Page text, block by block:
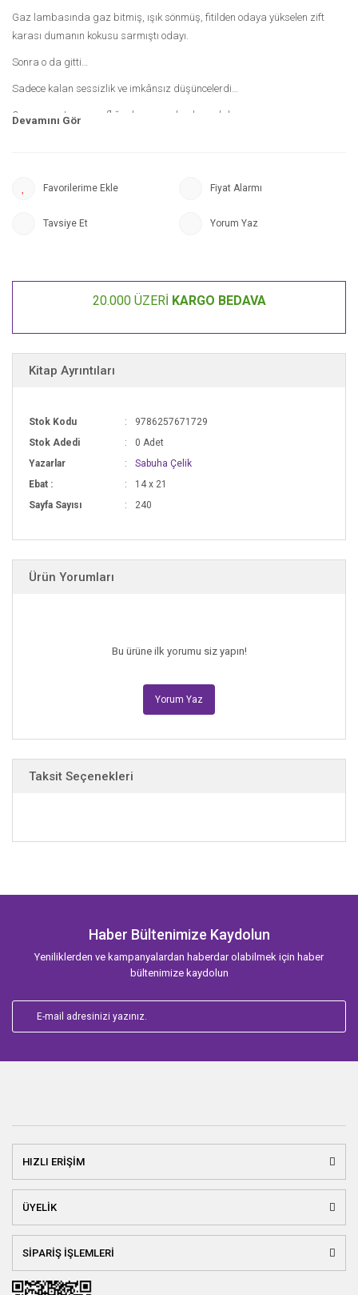
Gaz lambasında gaz bitmiş, ışık sönmüş, fitilden odaya yükselen zift
karası dumanın kokusu sarmıştı odayı.
Sonra o da gitti…
Sadece kalan sessizlik ve imkânsız düşüncelerdi…
Oysa papatyanın saflığında yaşıyorlardı sevdalarını…
İmkânsız gelen her sevdada
O kilide anahtar olacak bir çıkış mutlaka bulunacaktı...
Fiyat Alarmı
Tavsiye Et Yorum Yaz
20.000 ÜZERİ KARGO BEDAVA
Kitap Ayrıntıları
Stok Kodu
9786257671729
Stok Adedi
0 Adet
Yazarlar
Sabuha Çelik
Ebat :
14 x 21
Sayfa Sayısı
240
Ürün Yorumları
Bu ürüne ilk yorumu siz yapın!
Yorum Yaz
Taksit Seçenekleri
Haber Bültenimize Kaydolun
Yeniliklerden ve kampanyalardan haberdar olabilmek için haber
bültenimize kaydolun
HIZLI ERİŞİM
ÜYELİK
SİPARİŞ İŞLEMLERİ